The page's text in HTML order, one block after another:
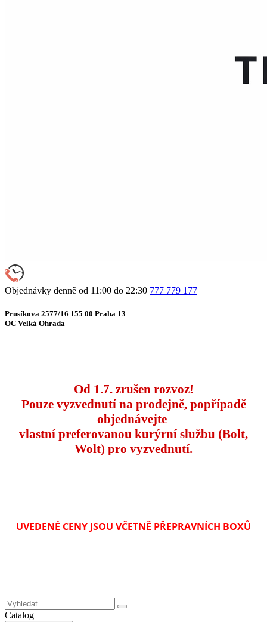
Objednávky denně od 11:00 do 22:30 777 779 177
Prusíkova 2577/16 155 00 Praha 13
OC Velká Ohrada
Od 1.7. zrušen rozvoz!
Pouze vyzvednutí na prodejně, popřípadě
objednávejte
vlastní preferovanou kurýrní službu (Bolt,
Wolt) pro vyzvednutí.
UVEDENÉ CENY JSOU VČETNĚ PŘEPRAVNÍCH BOXŮ
Catalog